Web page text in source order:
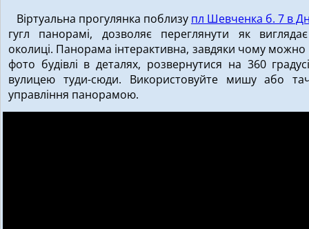
Віртуальна прогулянка поблизу пл Шевченка б. 7 в
гугл панорамі, дозволяє переглянути як
околиці. Панорама інтерактивна, завдяки чому
фото будівлі в деталях, розвернутися на 360
вулицею туди-сюди. Використовуйте мишу або
управління панорамою.